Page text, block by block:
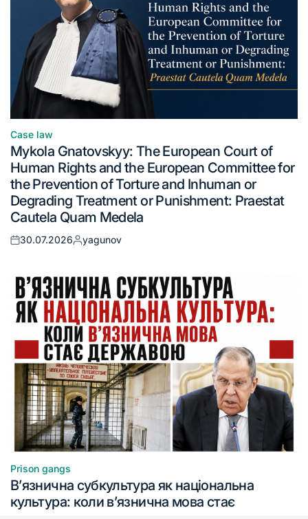
Case law
Mykola Gnatovskyy: The European Court of
Human Rights and the European Committee for
the Prevention of Torture and Inhuman or
Degrading Treatment or Punishment: Praestat
Cautela Quam Medela
30.07.2026 yagunov
Prison gangs
В’язнична субкультура як національна
культура: коли в’язнична мова стає